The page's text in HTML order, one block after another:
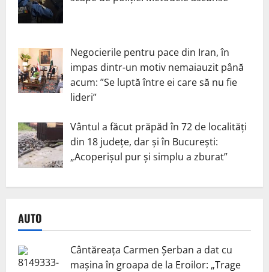
Negocierile pentru pace din Iran, în
impas dintr-un motiv nemaiauzit până
acum: ”Se luptă între ei care să nu fie
lideri”
Vântul a făcut prăpăd în 72 de localități
din 18 județe, dar și în București:
„Acoperișul pur și simplu a zburat”
AUTO
Cântăreața Carmen Șerban a dat cu
mașina în groapa de la Eroilor: „Trage